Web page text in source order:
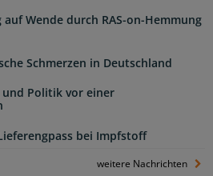
Wende durch RAS-on-Hemmung
Schmerzen in Deutschland
Politik vor einer
bei Impfstoff
weitere Nachrichten